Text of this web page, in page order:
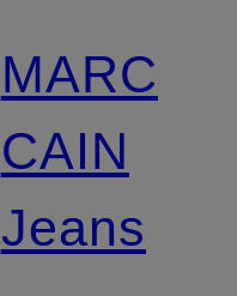
MARC
CAIN
Jeans